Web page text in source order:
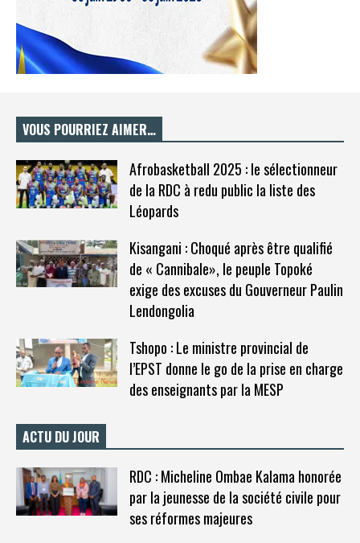
VOUS POURRIEZ AIMER…
Afrobasketball 2025 : le sélectionneur
de la RDC à redu public la liste des
Léopards
Kisangani : Choqué après être qualifié
de « Cannibale», le peuple Topoké
exige des excuses du Gouverneur Paulin
Lendongolia
Tshopo : Le ministre provincial de
l’EPST donne le go de la prise en charge
des enseignants par la MESP
ACTU DU JOUR
RDC : Micheline Ombae Kalama honorée
par la jeunesse de la société civile pour
ses réformes majeures